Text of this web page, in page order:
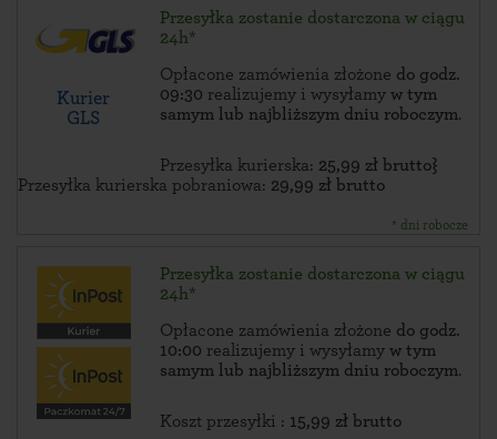
Kurier
GLS
Przesyłka zostanie dostarczona w ciągu
24h*
Opłacone zamówienia złożone do godz.
09:30 realizujemy i wysyłamy w tym
samym lub najbliższym dniu roboczym.
Przesyłka kurierska: 25,99 zł brutto}
Przesyłka kurierska pobraniowa: 29,99 zł brutto
* dni robocze
Przesyłka zostanie dostarczona w ciągu
24h*
Opłacone zamówienia złożone do godz.
10:00 realizujemy i wysyłamy w tym
samym lub najbliższym dniu roboczym.
Koszt przesyłki : 15,99 zł brutto